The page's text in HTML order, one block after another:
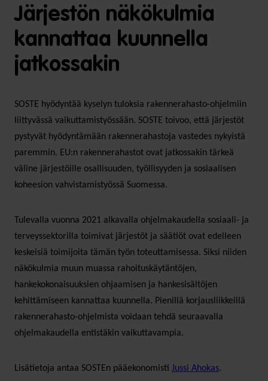
Järjestön näkökulmia
kannattaa kuunnella
jatkossakin
SOSTE hyödyntää kyselyn tuloksia rakennerahasto-ohjelmiin
liittyvässä vaikuttamistyössään. SOSTE toivoo, että järjestöt
pystyvät hyödyntämään rakennerahastoja vastedes nykyistä
paremmin. EU:n rakennerahastot ovat jatkossakin tärkeä
väline järjestöille osallisuuden, työllisyyden ja sosiaalisen
koheesion vahvistamistyössä Suomessa.
Tulevalla vuonna 2021 alkavalla ohjelmakaudella sosiaali- ja
terveyssektorilla toimivat järjestöt ja säätiöt ovat edelleen
keskeisiä toimijoita tämän työn toteuttamisessa. Siksi niiden
näkökulmia muun muassa rahoituskäytäntöjen,
hankekokonaisuuksien ohjaamisen ja hankesisältöjen
kehittämiseen kannattaa kuunnella. Pienillä korjausliikkeillä
rakennerahasto-ohjelmista voidaan tehdä seuraavalla
ohjelmakaudella entistäkin vaikuttavampia.
Lisätietoja antaa SOSTEn pääekonomisti Jussi Ahokas.